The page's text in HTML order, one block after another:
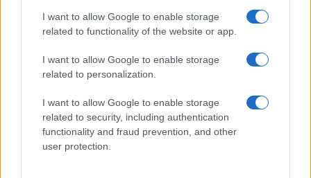
I want to allow Google to enable storage
related to functionality of the website or app.
I want to allow Google to enable storage
related to personalization.
I want to allow Google to enable storage
related to security, including authentication
functionality and fraud prevention, and other
user protection.
Talán, ha más fejlesztések is vannak
Inkább felhőben tárolok mindent